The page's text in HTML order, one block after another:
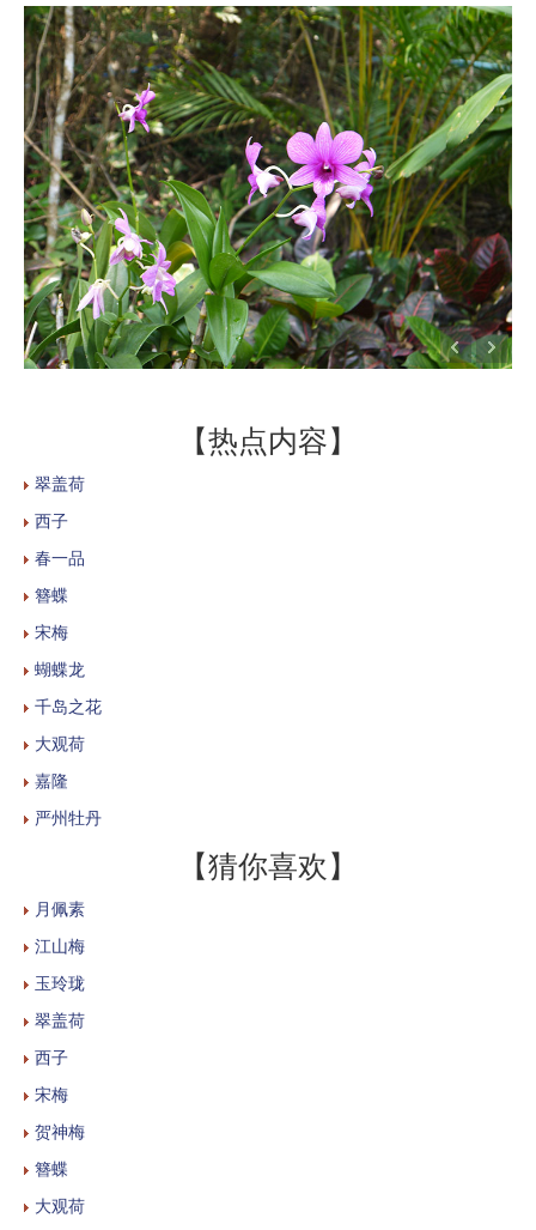
【热点内容】
翠盖荷
西子
春一品
簪蝶
宋梅
蝴蝶龙
千岛之花
大观荷
嘉隆
严州牡丹
【猜你喜欢】
月佩素
江山梅
玉玲珑
翠盖荷
西子
宋梅
贺神梅
簪蝶
大观荷